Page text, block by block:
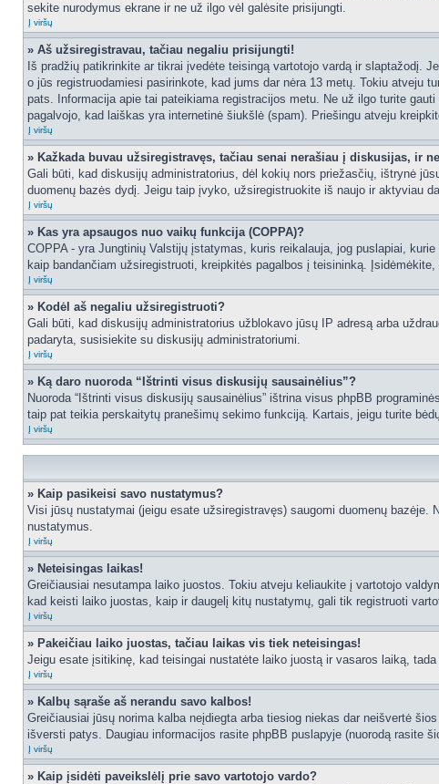
sekite nurodymus ekrane ir ne už ilgo vėl galėsite prisijungti.
Į viršų
» Aš užsiregistravau, tačiau negaliu prisijungti!
Iš pradžių patikrinkite ar tikrai įvedėte teisingą vartotojo vardą ir slaptažodį.
o jūs registruodamiesi pasirinkote, kad jums dar nėra 13 metų. Tokiu atveju
pats. Informacija apie tai pateikiama registracijos metu. Ne už ilgo turite
pagalvojo, kad laiškas yra internetinė šiukšlė (spam). Priešingu atveju
Į viršų
» Kažkada buvau užsiregistravęs, tačiau senai nerašiau į diskusijas, ir
Gali būti, kad diskusijų administratorius, dėl kokių nors priežasčių, ištrynė
duomenų bazės dydį. Jeigu taip įvyko, užsiregistruokite iš naujo ir aktyviau
Į viršų
» Kas yra apsaugos nuo vaikų funkcija (COPPA)?
COPPA - yra Jungtinių Valstijų įstatymas, kuris reikalauja, jog puslapiai,
kaip bandančiam užsiregistruoti, kreipkitės pagalbos į teisininką.
Į viršų
» Kodėl aš negaliu užsiregistruoti?
Gali būti, kad diskusijų administratorius užblokavo jūsų IP adresą arba
padaryta, susisiekite su diskusijų administratoriumi.
Į viršų
» Ką daro nuoroda “Ištrinti visus diskusijų sausainėlius”?
Nuoroda “Ištrinti visus diskusijų sausainėlius” ištrina visus phpBB
taip pat teikia perskaitytų pranešimų sekimo funkciją. Kartais, jeigu turite
Į viršų
» Kaip pasikeisi savo nustatymus?
Visi jūsų nustatymai (jeigu esate užsiregistravęs) saugomi duomenų
nustatymus.
Į viršų
» Neteisingas laikas!
Greičiausiai nesutampa laiko juostos. Tokiu atveju keliaukite į vartotojo
kad keisti laiko juostas, kaip ir daugelį kitų nustatymų, gali tik registruoti
Į viršų
» Pakeičiau laiko juostas, tačiau laikas vis tiek neteisingas!
Jeigu esate įsitikinę, kad teisingai nustatėte laiko juostą ir vasaros laiką,
Į viršų
» Kalbų sąraše aš nerandu savo kalbos!
Greičiausiai jūsų norima kalba neįdiegta arba tiesiog niekas dar neišvertė
išversti patys. Daugiau informacijos rasite phpBB puslapyje (nuorodą rasite
Į viršų
» Kaip įsidėti paveikslėlį prie savo vartotojo vardo?